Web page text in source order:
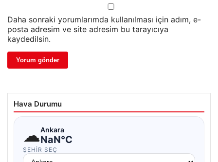
Daha sonraki yorumlarımda kullanılması için adım, e-
posta adresim ve site adresim bu tarayıcıya
kaydedilsin.
Hava Durumu
☁Ankara
NaN°C
ŞEHIR SEÇ